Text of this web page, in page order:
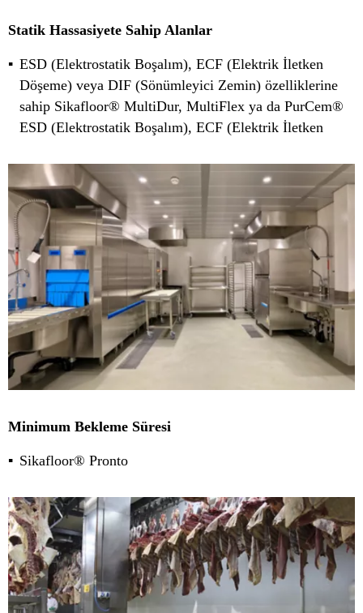
Statik Hassasiyete Sahip Alanlar
ESD (Elektrostatik Boşalım), ECF (Elektrik İletken
Döşeme) veya DIF (Sönümleyici Zemin) özelliklerine
sahip Sikafloor® MultiDur, MultiFlex ya da PurCem®
ESD (Elektrostatik Boşalım), ECF (Elektrik İletken
Minimum Bekleme Süresi
Sikafloor® Pronto